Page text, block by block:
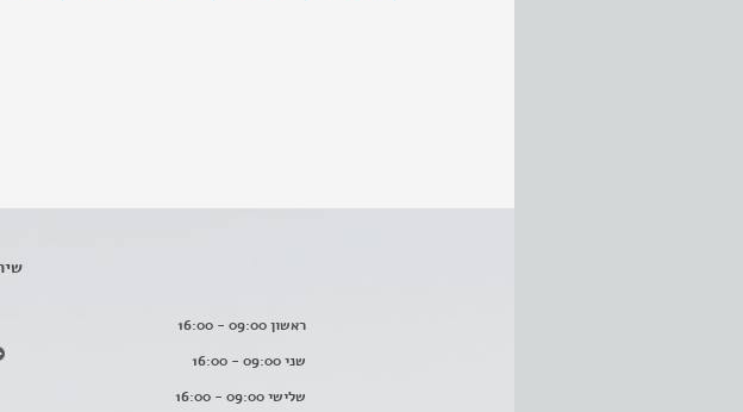
ראשון 09:00 - 16:00
שני 09:00 - 16:00
שלישי 09:00 - 16:00